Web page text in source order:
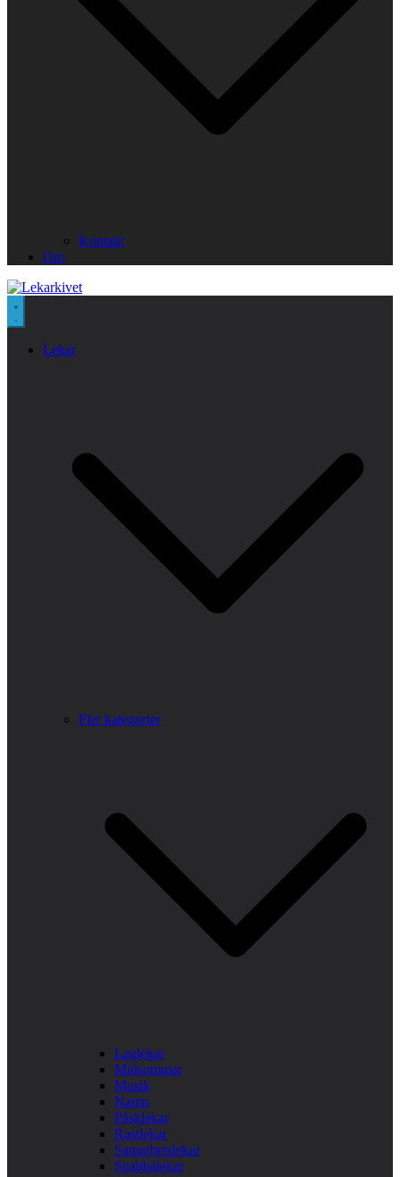
Kontakt
Om
Lekar
Fler kategorier
Laglekar
Midsommar
Musik
Namn
Påsklekar
Rastlekar
Samarbetslekar
Snabbalekar